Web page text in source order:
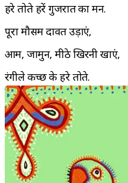
हरे तोते हरें गुजरात का मन.
पूरा मौसम दावत उड़ाएं,
आम, जामुन, मीठे खिरनी खाएं,
रंगीले कच्छ के हरे तोते.